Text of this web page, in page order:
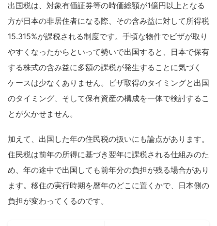
出国税は、対象有価証券等の時価総額が1億円以上となる
方が日本の非居住者になる際、その含み益に対して所得税
15.315%が課税される制度です。手頃な物件でビザが取り
やすくなったからといって勢いで出国すると、日本で保有
する株式の含み益に多額の課税が発生することに気づく
ケースは少なくありません。ビザ取得のタイミングと出国
のタイミング、そして保有資産の構成を一体で検討するこ
とが欠かせません。
加えて、出国した年の住民税の扱いにも論点があります。
住民税は前年の所得に基づき翌年に課税される仕組みのた
め、年の途中で出国しても前年分の負担が残る場合があり
ます。移住の実行時期を暦年のどこに置くかで、日本側の
負担が変わってくるのです。